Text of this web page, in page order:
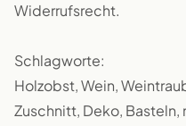
Widerrufsrecht.
Schlagworte:
Holzobst, Wein,
Zuschnitt, Deko, Basteln,